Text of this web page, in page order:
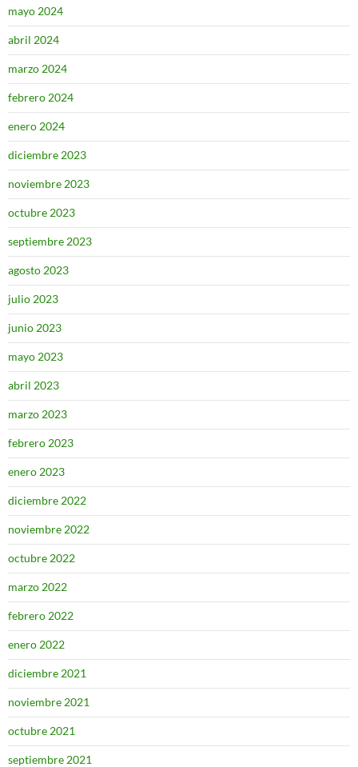
mayo 2024
abril 2024
marzo 2024
febrero 2024
enero 2024
diciembre 2023
noviembre 2023
octubre 2023
septiembre 2023
agosto 2023
julio 2023
junio 2023
mayo 2023
abril 2023
marzo 2023
febrero 2023
enero 2023
diciembre 2022
noviembre 2022
octubre 2022
marzo 2022
febrero 2022
enero 2022
diciembre 2021
noviembre 2021
octubre 2021
septiembre 2021